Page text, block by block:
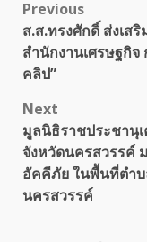
Post
Previous
ส.ส.ทรงศักดิ์ ส่งเส
สำนักงานเศรษฐกิ
คลิป”
Next
มูลนิธิราชประชานุ
จังหวัดนครสวรรค์
อัคคีภัย ในพื้นที่ตำบ
นครสวรรค์